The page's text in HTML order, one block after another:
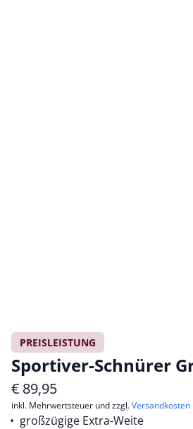
PREISLEISTUNG
Sportiver-Schnürer
€ 89,95
inkl. Mehrwertsteuer und zzgl.Versandkosten
großzügige Extra-Weite